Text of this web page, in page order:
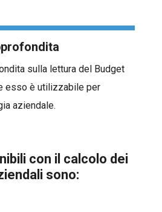
sulla lettura del Budget
esso è utilizzabile per
aziendale.
con il calcolo dei
sono: